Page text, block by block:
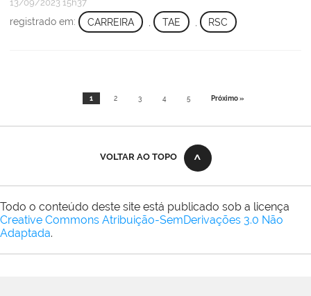
13/09/2023 15h37
registrado em: CARREIRA TAE RSC
1 2 3 4 5 Próximo »
VOLTAR AO TOPO
Todo o conteúdo deste site está publicado sob a licença
Creative Commons Atribuição-SemDerivações 3.0 Não
Adaptada.